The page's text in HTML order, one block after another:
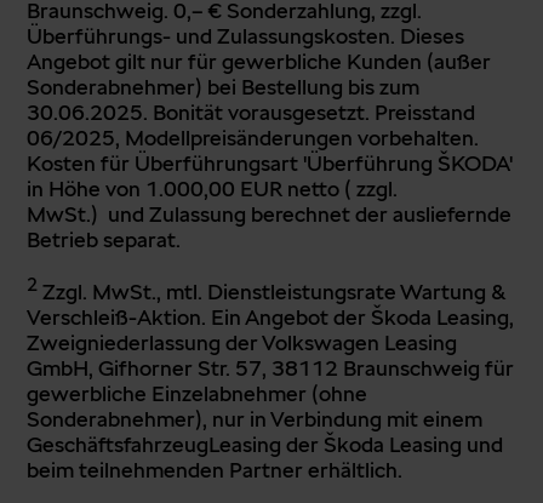
Braunschweig. 0,– € Sonderzahlung, zzgl.
Überführungs- und Zulassungskosten. Dieses
Angebot gilt nur für gewerbliche Kunden (außer
Sonderabnehmer) bei Bestellung bis zum
30.06.2025. Bonität vorausgesetzt. Preisstand
06/2025, Modellpreisänderungen vorbehalten.
Kosten für Überführungsart 'Überführung ŠKODA'
in Höhe von 1.000,00 EUR netto ( zzgl.
MwSt.) und Zulassung berechnet der ausliefernde
Betrieb separat.
2Zzgl. MwSt., mtl. Dienstleistungsrate Wartung &
Verschleiß-Aktion. Ein Angebot der Škoda Leasing,
Zweigniederlassung der Volkswagen Leasing
GmbH, Gifhorner Str. 57, 38112 Braunschweig für
gewerbliche Einzelabnehmer (ohne
Sonderabnehmer), nur in Verbindung mit einem
GeschäftsfahrzeugLeasing der Škoda Leasing und
beim teilnehmenden Partner erhältlich.